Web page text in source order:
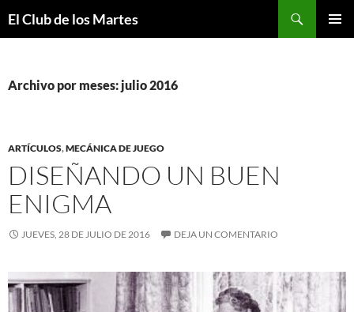
El Club de los Martes
Archivo por meses: julio 2016
ARTÍCULOS,MECÁNICA DE JUEGO
DISEÑANDO UN BUEN
ENIGMA
JUEVES, 28 DE JULIO DE 2016 DEJA UN COMENTARIO